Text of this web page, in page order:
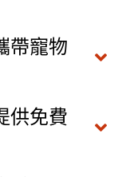
帶寵物
供免費